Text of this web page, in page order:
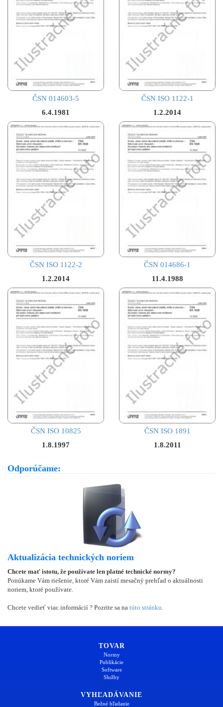
ČSN 014603-5
6.4.1981
ČSN ISO 1122-1
1.2.2014
ČSN ISO 1122-2
1.2.2014
ČSN 014686-1
11.4.1988
ČSN ISO 10825
1.8.1997
ČSN ISO 1891
1.8.2011
Odporúčame:
Aktualizácia technických noriem
Chcete mať istotu, že používate len platné technické normy?
Ponúkame Vám riešenie, ktoré Vám zaistí mesačný prehľad o aktuálnosti
noriem, ktoré používate.
Chcete vedieť viac informácií ? Pozrite sa na túto stránku
TOVAR
Normy
Publikácie
Software
Služby
VYHĽADÁVANIE
Bežné hľadanie